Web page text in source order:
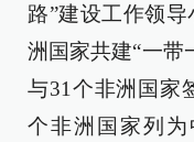
路”建设工作领
洲国家共建“一带
与31个非洲国家
个非洲国家列